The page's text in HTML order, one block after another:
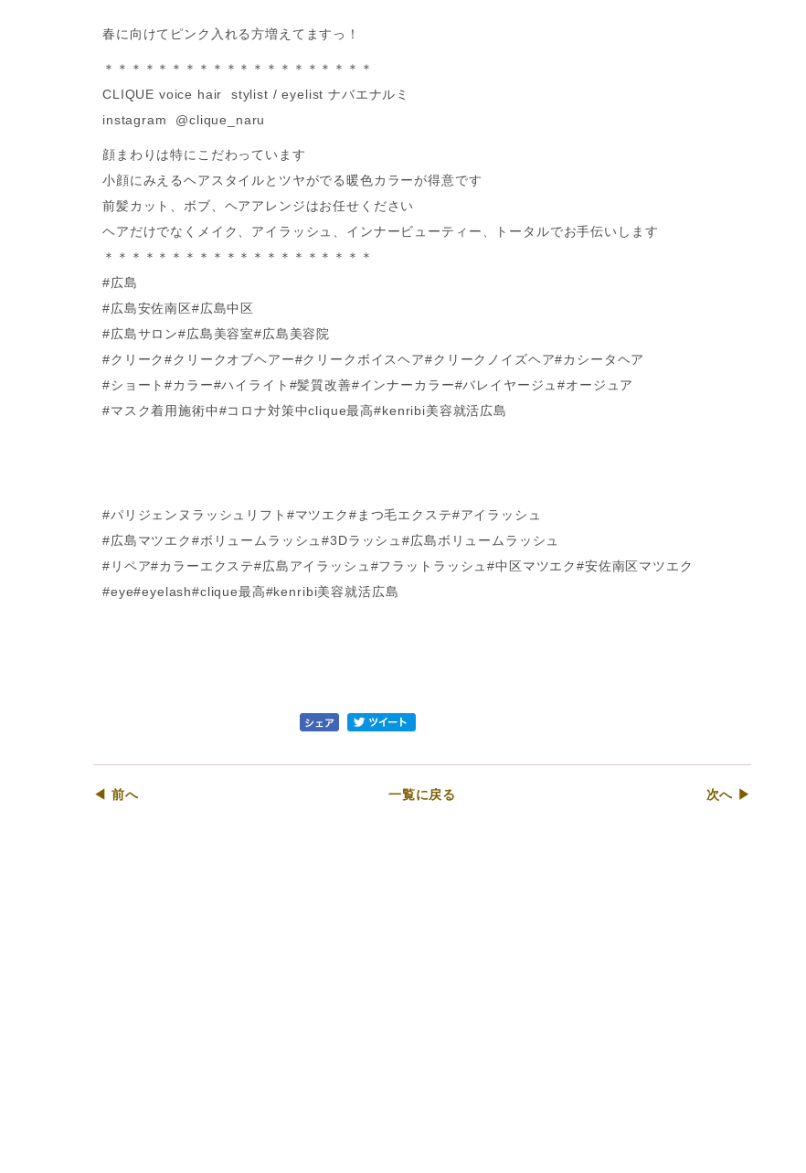
春に向けてピンク入れる方増えてますっ！
＊＊＊＊＊＊＊＊＊＊＊＊＊＊＊＊＊＊＊＊
CLIQUE voice hair stylist / eyelist ナバエナルミ
instagram @clique_naru
顔まわりは特にこだわっています
小顔にみえるヘアスタイルとツヤがでる暖色カラーが得意です
前髪カット、ボブ、ヘアアレンジはお任せください
ヘアだけでなくメイク、アイラッシュ、インナービューティー、トータルでお手伝いします
＊＊＊＊＊＊＊＊＊＊＊＊＊＊＊＊＊＊＊＊
#広島
#広島安佐南区#広島中区
#広島サロン#広島美容室#広島美容院
#クリーク#クリークオブヘアー#クリークボイスヘア#クリークノイズヘア#カシータヘア
#ショート#カラー#ハイライト#髪質改善#インナーカラー#バレイヤージュ#オージュア
#マスク着用施術中#コロナ対策中clique最高#kenribi美容就活広島
#パリジェンヌラッシュリフト#マツエク#まつ毛エクステ#アイラッシュ
#広島マツエク#ボリュームラッシュ#3Dラッシュ#広島ボリュームラッシュ
#リペア#カラーエクステ#広島アイラッシュ#フラットラッシュ#中区マツエク#安佐南区マツエク
#eye#eyelash#clique最高#kenribi美容就活広島
◀ 前へ 一覧に戻る 次へ ▶